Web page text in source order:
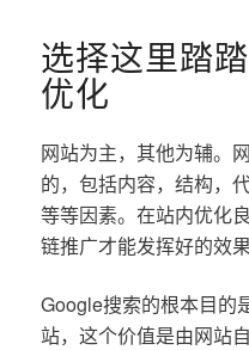
选择这里踏
优化
网站为主，其他为辅。
的，包括内容，结构，
等等因素。在站内优化
链推广才能发挥好的效果
Google搜索的根本目的
站，这个价值是由网站